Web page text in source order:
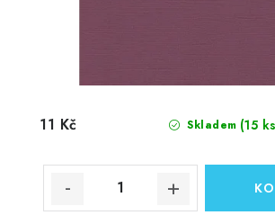
Skladem (15
11 Kč